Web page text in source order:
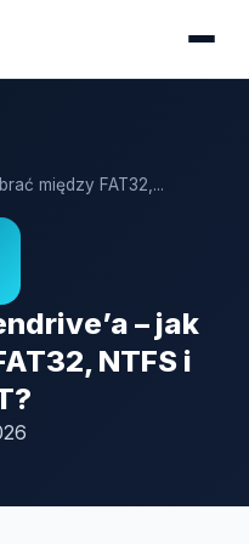
między FAT32,...
– jak
NTFS i